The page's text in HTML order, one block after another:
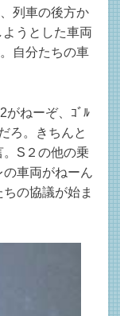
列車の後方か
うとした車両
自分たちの車
がねーぞ、ｺﾞﾙ
ろ。きちんと
。S２の他の乗
車両がねーん
の協議が始ま